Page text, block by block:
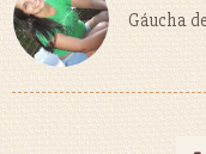
Gáucha